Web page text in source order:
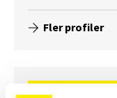
Fler profiler